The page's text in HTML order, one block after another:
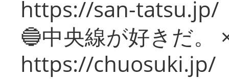
https://san-tatsu.jp/
🔵中央線が好きだ。
https://chuosuki.jp/